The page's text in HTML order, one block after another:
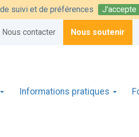
suivi et de préférences
J’accepte
Nous contacter Nous soutenir
Informations pratiques